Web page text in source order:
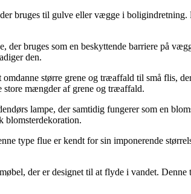
bruges til gulve eller vægge i
der bruges som en beskyttende barriere på
den.
større grene og træaffald til små flis,
store mængder af grene og træaffald.
lampe, der samtidig fungerer som en
blomsterdekoration.
type flue er kendt for sin imponerende
der er designet til at flyde i vandet.